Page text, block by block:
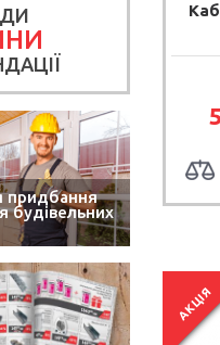
придбання
будівельних
АКЦІЯ